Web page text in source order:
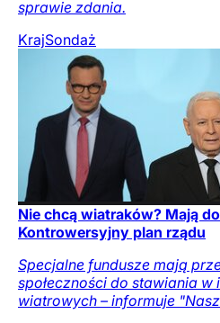
sprawie zdania.
KrajSondaż
Nie chcą wiatraków? Mają
Kontrowersyjny plan rządu
Specjalne fundusze mają
społeczności do stawiania
wiatrowych – informuje